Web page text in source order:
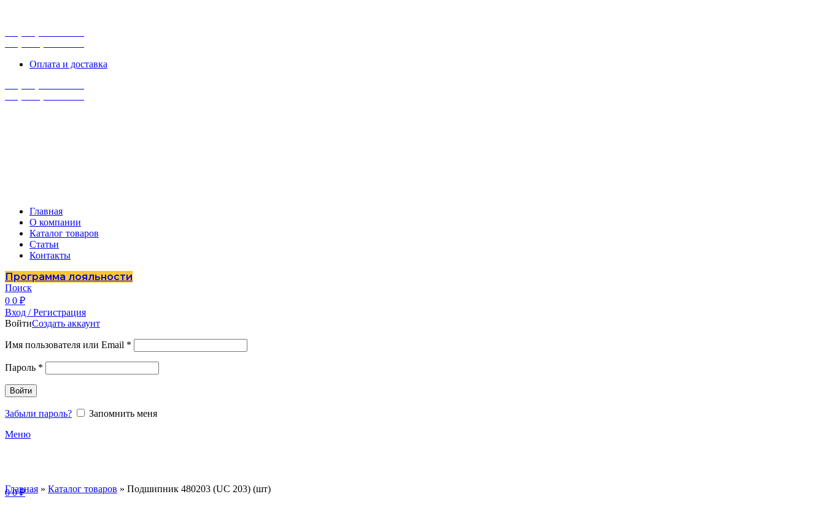
Оплата и доставка
Главная
О компании
Каталог товаров
Статьи
Контакты
Программа лояльности
Поиск
0 0 ₽
Вход / Регистрация
ВойтиСоздать аккаунт
Имя пользователя или Email *
Пароль *
Войти
Забыли пароль?
Запомнить меня
Меню
00₽
Главная » Каталог товаров » Подшипник 480203 (UC 203) (шт)